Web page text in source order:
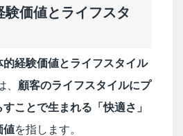
験価値とライフスタ
的経験価値とライフスタイル
、 顧客のライフスタイルにプ
ことで生まれる「快適さ」
値を指します。